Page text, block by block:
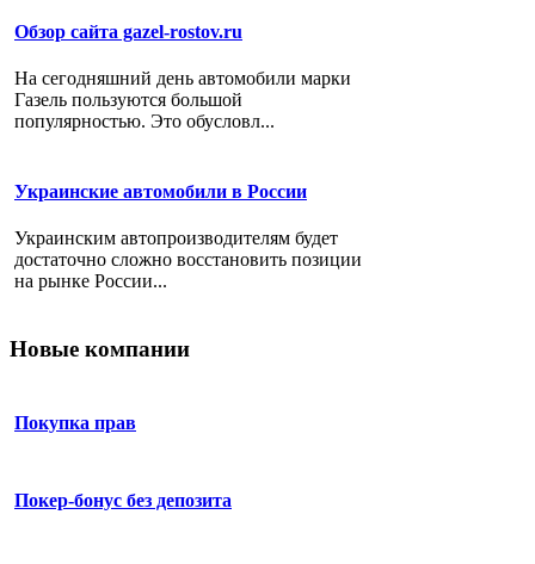
Обзор сайта gazel-rostov.ru
На сегодняшний день автомобили марки
Газель пользуются большой
популярностью. Это обусловл...
Украинские автомобили в России
Украинским автопроизводителям будет
достаточно сложно восстановить позиции
на рынке России...
Новые компании
Покупка прав
Покер-бонус без депозита